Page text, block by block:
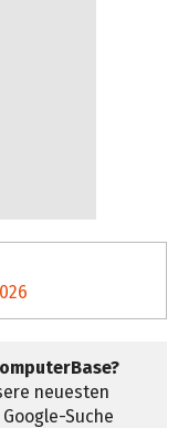
neuesten
Suche